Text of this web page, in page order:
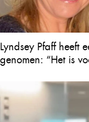
Lyndsey Pfaff heeft
genomen: “Het is